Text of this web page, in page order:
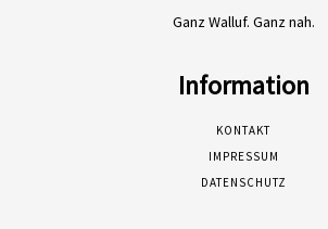
Ganz Walluf. Ganz nah.
Information
KONTAKT
IMPRESSUM
DATENSCHUTZ